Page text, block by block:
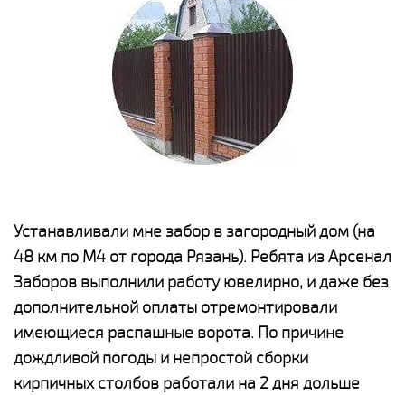
Устанавливали мне забор в загородный дом (на
48 км по М4 от города Рязань). Ребята из Арсенал
Заборов выполнили работу ювелирно, и даже без
дополнительной оплаты отремонтировали
имеющиеся распашные ворота. По причине
дождливой погоды и непростой сборки
кирпичных столбов работали на 2 дня дольше